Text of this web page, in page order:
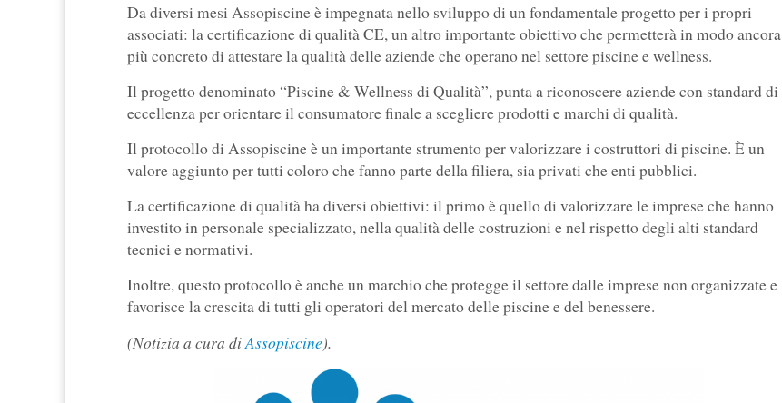
Da diversi mesi Assopiscine è impegnata nello sviluppo di un fondamentale progetto per i propri
associati: la certificazione di qualità CE, un altro importante obiettivo che permetterà in modo ancora
più concreto di attestare la qualità delle aziende che operano nel settore piscine e wellness.
Il progetto denominato “Piscine & Wellness di Qualità”, punta a riconoscere aziende con standard di
eccellenza per orientare il consumatore finale a scegliere prodotti e marchi di qualità.
Il protocollo di Assopiscine è un importante strumento per valorizzare i costruttori di piscine. È un
valore aggiunto per tutti coloro che fanno parte della filiera, sia privati che enti pubblici.
La certificazione di qualità ha diversi obiettivi: il primo è quello di valorizzare le imprese che hanno
investito in personale specializzato, nella qualità delle costruzioni e nel rispetto degli alti standard
tecnici e normativi.
Inoltre, questo protocollo è anche un marchio che protegge il settore dalle imprese non organizzate e
favorisce la crescita di tutti gli operatori del mercato delle piscine e del benessere.
(Notizia a cura diAssopiscine).